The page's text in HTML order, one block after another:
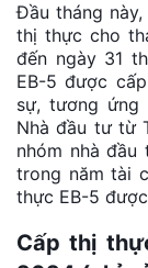
Đầu tháng
thị thực cho
đến ngày 31
EB-5 được
sự, tương ứng
Nhà đầu tư từ
nhóm nhà
trong năm tài
thực EB-5
Cấp thị